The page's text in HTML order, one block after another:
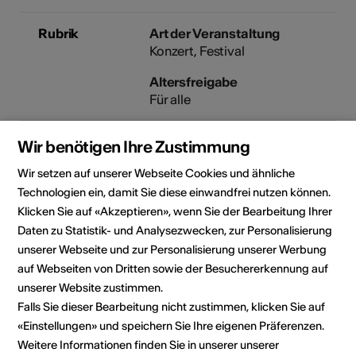
Rubrik
Art der Veranstaltung
Konzert Festival
Altersfreigabe
Für alle
Veranstaltungsort
Wir benötigen Ihre Zustimmung
Wir setzen auf unserer Webseite Cookies und ähnliche
Technologien ein, damit Sie diese einwandfrei nutzen können.
Klicken Sie auf «Akzeptieren», wenn Sie der Bearbeitung Ihrer
Daten zu Statistik- und Analysezwecken, zur Personalisierung
unserer Webseite und zur Personalisierung unserer Werbung
auf Webseiten von Dritten sowie der Besuchererkennung auf
unserer Website zustimmen.
Falls Sie dieser Bearbeitung nicht zustimmen, klicken Sie auf
«Einstellungen» und speichern Sie Ihre eigenen Präferenzen.
Weitere Informationen finden Sie in unserer unserer